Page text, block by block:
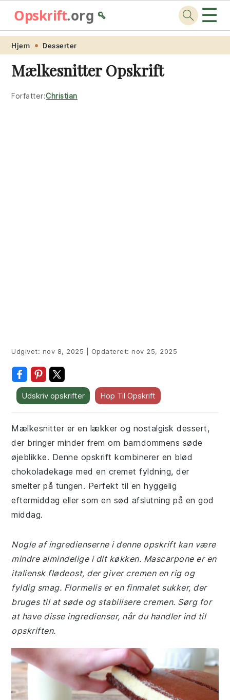
Skip
primary
navigation
Skip
main
content
Skip
primary
sidebar
Skip
footer
Opskrift.org🥄 ☰
Hjem Desserter
Mælkesnitter Opskrift
Forfatter:Christian
Udgivet: nov 8, 2025 Opdateret:nov 25, 2025
Udskriv opskrifter Hop Til Opskrift
Mælkesnitter er en lækker og nostalgisk dessert,
der bringer minder frem om barndommens søde
øjeblikke. Denne opskrift kombinerer en blød
chokoladekage med en cremet fyldning, der
smelter på tungen. Perfekt til en hyggelig
eftermiddag eller som en sød afslutning på en god
middag.
Nogle af ingredienserne i denne opskrift kan være
mindre almindelige i dit køkken. Mascarpone er en
italiensk flødeost, der giver cremen en rig og
fyldig smag. Flormelis er en finmalet sukker, der
bruges til at søde og stabilisere cremen. Sørg for
at have disse ingredienser, når du handler ind til
opskriften.